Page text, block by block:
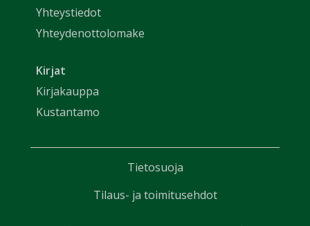
Yhteystiedot
Yhteydenottolomake
Kirjat
Kirjakauppa
Kustantamo
Tietosuoja
Tilaus- ja toimitusehdot